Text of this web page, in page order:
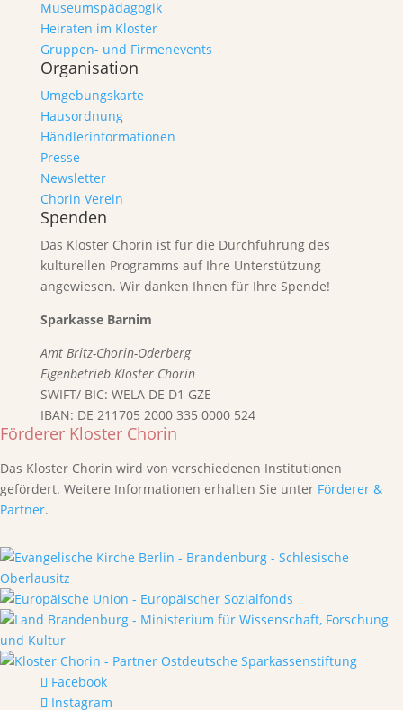
Museumspädagogik
Heiraten im Kloster
Gruppen- und Firmenevents
Organisation
Umgebungskarte
Hausordnung
Händlerinformationen
Presse
Newsletter
Chorin Verein
Spenden
Das Kloster Chorin ist für die Durchführung des
kulturellen Programms auf Ihre Unterstützung
angewiesen. Wir danken Ihnen für Ihre Spende!
Sparkasse Barnim
Amt Britz-Chorin-Oderberg
Eigenbetrieb Kloster Chorin
SWIFT/ BIC: WELA DE D1 GZE
IBAN: DE 211705 2000 335 0000 524
Förderer Kloster Chorin
Das Kloster Chorin wird von verschiedenen Institutionen
gefördert. Weitere Informationen erhalten Sie unter Förderer &
Partner.
Facebook
Instagram